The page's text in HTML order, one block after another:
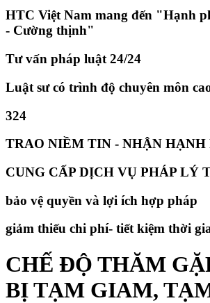
HTC Việt Nam mang đến "Hạnh
- Cường thịnh"
Tư vấn pháp luật 24/24
Luật sư có trình độ chuyên môn
324
TRAO NIỀM TIN - NHẬN HẠNH
CUNG CẤP DỊCH VỤ PHÁP LÝ
bảo vệ quyền và lợi ích hợp pháp
giảm thiếu chi phí- tiết kiệm thời
CHẾ ĐỘ THĂM
BỊ TẠM GIAM,